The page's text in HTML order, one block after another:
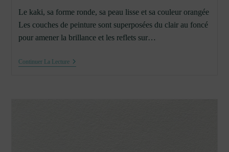
Le kaki, sa forme ronde, sa peau lisse et sa couleur orangée
Les couches de peinture sont superposées du clair au foncé
pour amener la brillance et les reflets sur…
Continuer La LectureEtude